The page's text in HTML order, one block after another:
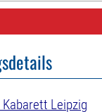
Leipzig